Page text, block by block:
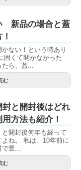
新品の場合と蓋
ない！という時あり
固くて開かなかった
たら、蓋...
む
と開封後はどれ
方法も紹介！
開封後何年も経って
ね。 私は、10年前に
で置...
む